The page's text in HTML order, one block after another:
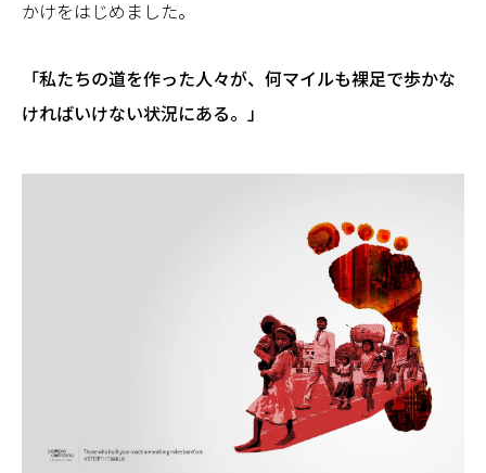
かけをはじめました。
「私たちの道を作った人々が、何マイルも裸足で歩かな
ければいけない状況にある。」